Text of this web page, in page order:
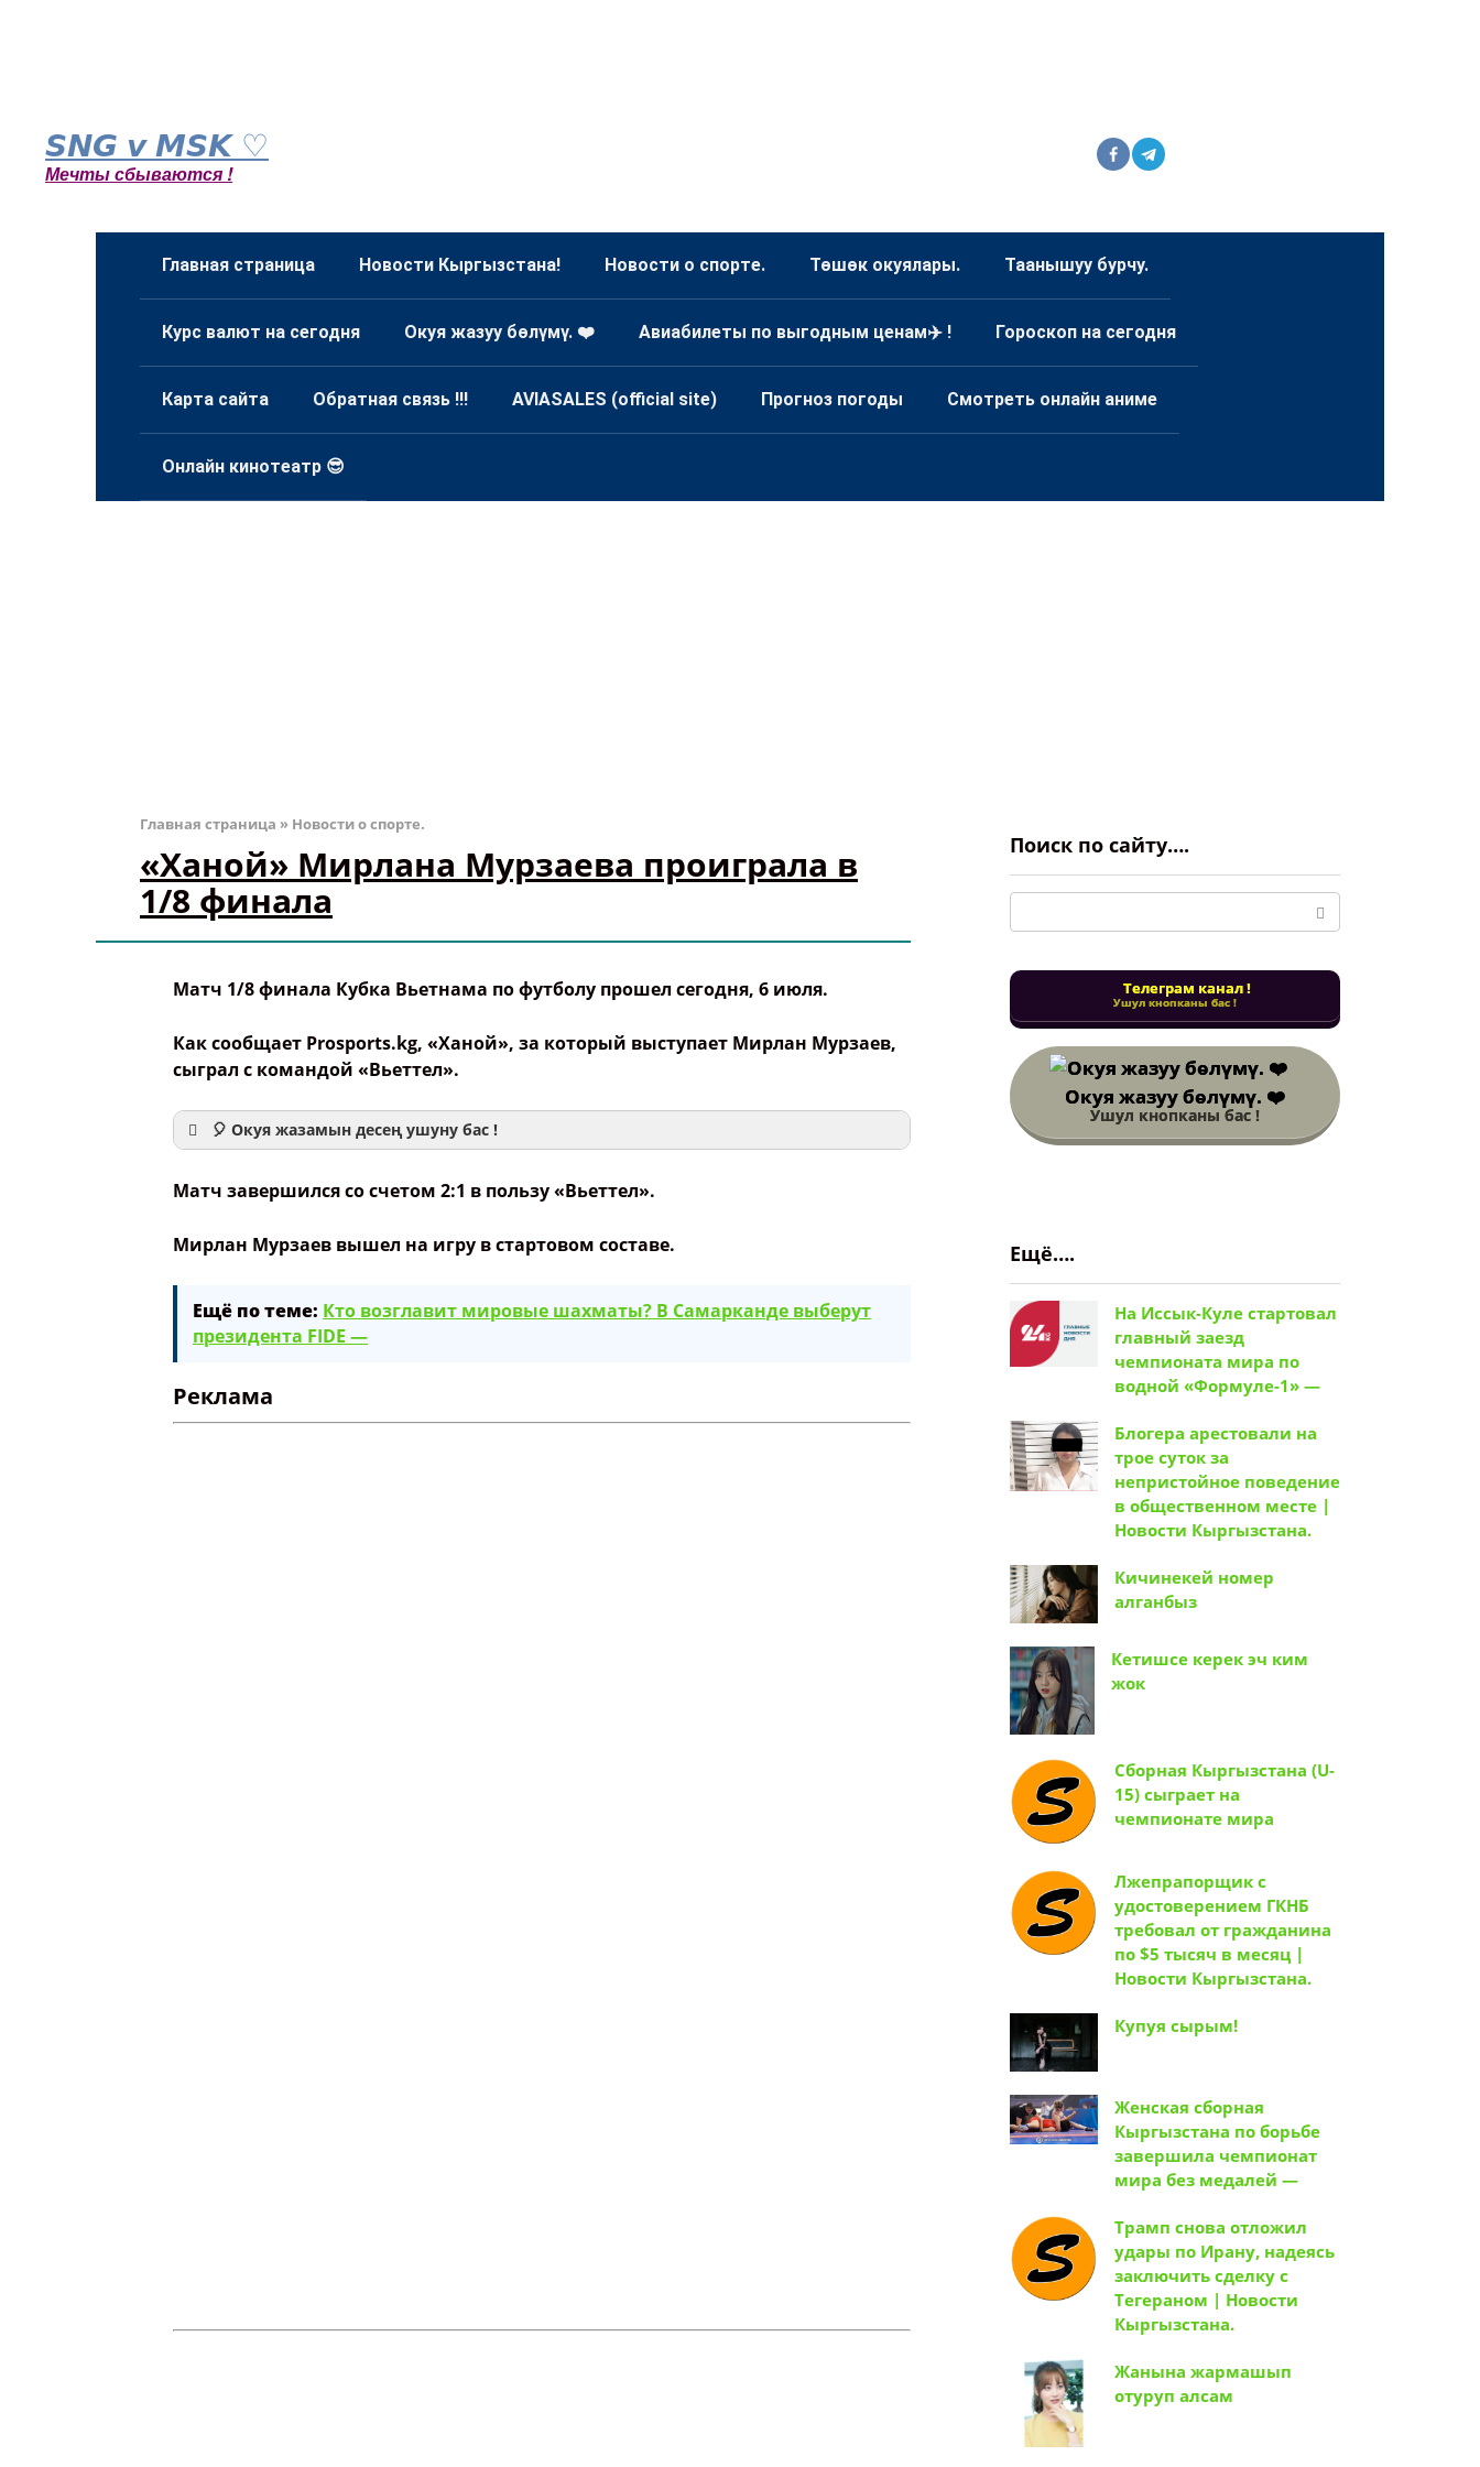
контенту𝙎𝙉𝙂 𝙫 𝙈𝙎𝙆 ♡
Мечты сбываются !
Главная страница Новости Кыргызстана! Новости о спорте. Төшөк окуялары. Таанышуу бурчу.
Курс валют на сегодня Окуя жазуу бөлүмү. ❤️ Авиабилеты по выгодным ценам✈️ ! Гороскоп на сегодня
Карта сайта Обратная связь !!! AVIASALES (official site) Прогноз погоды Смотреть онлайн аниме
Онлайн кинотеатр 😎
Главная страница » Новости о спорте.
«Ханой» Мирлана Мурзаева проиграла в
1/8 финала
Матч 1/8 финала Кубка Вьетнама по футболу прошел сегодня, 6 июля.
Как сообщает Prosports.kg, «Ханой», за который выступает Мирлан Мурзаев,
сыграл с командой «Вьеттел».
🎈 Окуя жазамын десең ушуну бас !
Ваше имя
Название сообщения
Матч завершился со счетом 2:1 в пользу «Вьеттел».
Мирлан Мурзаев вышел на игру в стартовом составе.
Ещё по теме: Кто возглавит мировые шахматы? В Самарканде выберут
президента FIDE —
Реклама
Поиск по сайту….
Телеграм канал !
Ушул кнопканы бас !
Окуя жазуу бөлүмү. ❤️
Ушул кнопканы бас !
Ещё….
На Иссык-Куле стартовал
главный заезд
чемпионата мира по
водной «Формуле-1» —
Блогера арестовали на
трое суток за
непристойное поведение
в общественном месте |
Новости Кыргызстана.
Кичинекей номер
алганбыз
Кетишсе керек эч ким
жок
Сборная Кыргызстана (U-
15) сыграет на
чемпионате мира
Лжепрапорщик с
удостоверением ГКНБ
требовал от гражданина
по $5 тысяч в месяц |
Новости Кыргызстана.
Купуя сырым!
Женская сборная
Кыргызстана по борьбе
завершила чемпионат
мира без медалей —
Трамп снова отложил
удары по Ирану, надеясь
заключить сделку с
Тегераном | Новости
Кыргызстана.
Жанына жармашып
отуруп алсам